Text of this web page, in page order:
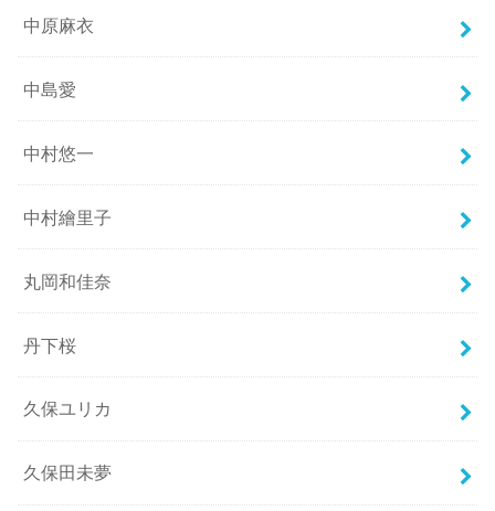
中原麻衣
中島愛
中村悠一
中村繪里子
丸岡和佳奈
丹下桜
久保ユリカ
久保田未夢